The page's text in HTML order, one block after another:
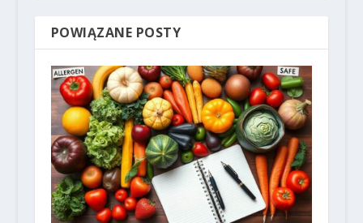
POWIĄZANE POSTY